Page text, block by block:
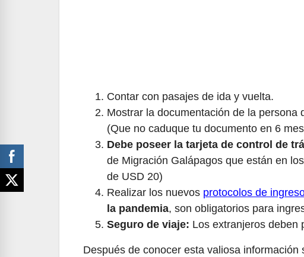
Contar con pasajes de ida y vuelta.
Mostrar la documentación de la persona
(Que no caduque tu documento en 6
Debe poseer la tarjeta de control de
de Migración Galápagos que están en
de USD 20)
Realizar los nuevos protocolos de
la pandemia, son obligatorios para
Seguro de viaje: Los extranjeros deben
Después de conocer esta valiosa